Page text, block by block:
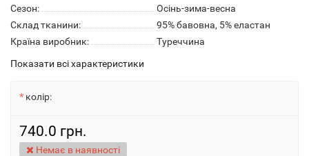
Сезон:
Осінь-зима-весна
Склад тканини:
95% бавовна, 5% еластан
Країна виробник:
Туреччина
Показати всі характеристики
колір:
740.0 грн.
Немає в наявності